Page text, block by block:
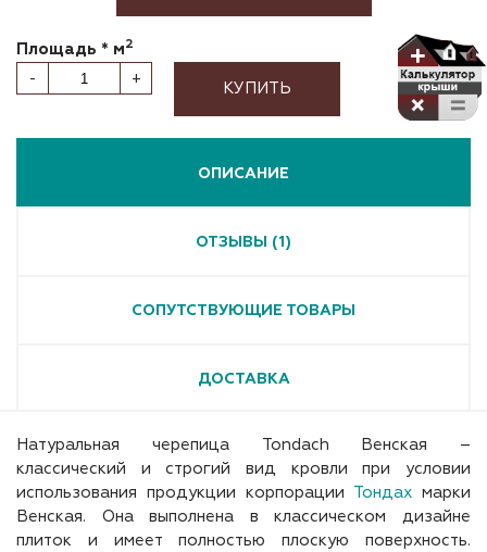
Площадь * м2
- + КУПИТЬ
ОПИСАНИЕ
ОТЗЫВЫ (1)
СОПУТСТВУЮЩИЕ ТОВАРЫ
ДОСТАВКА
Натуральная черепица Tondach Венская –
классический и строгий вид кровли при условии
использования продукции корпорации Тондах марки
Венская. Она выполнена в классическом дизайне
плиток и имеет полностью плоскую поверхность.